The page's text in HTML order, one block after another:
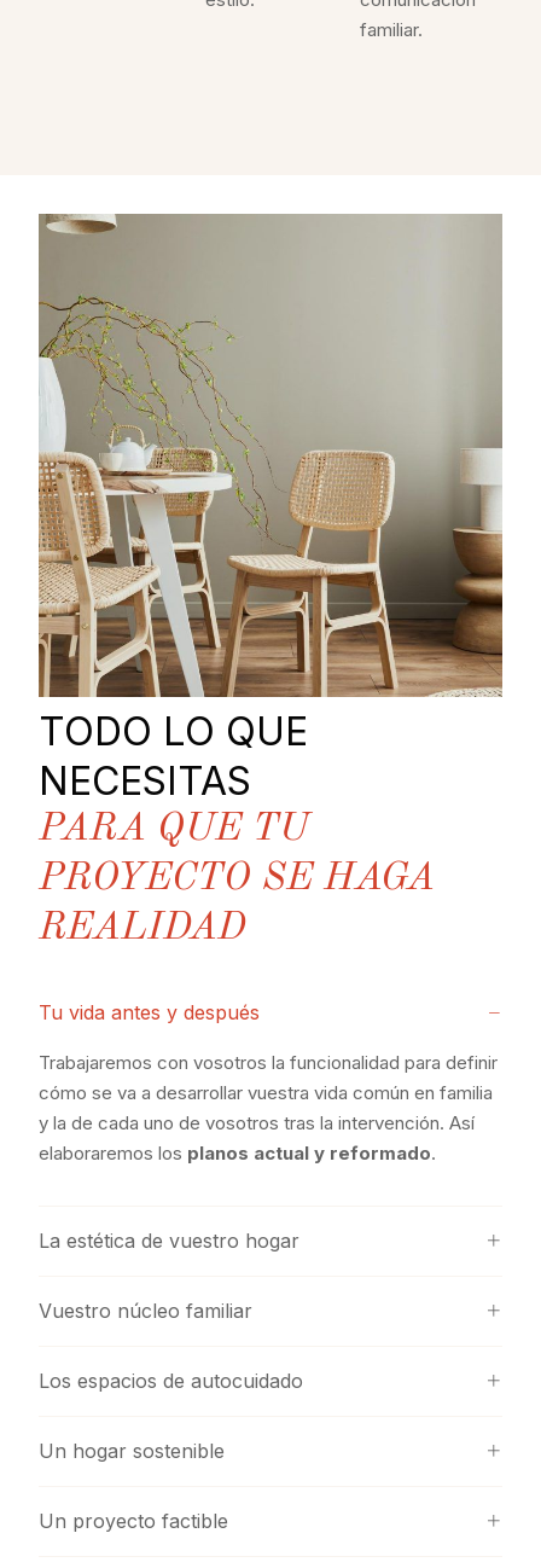
familiar.
TODO LO QUE
NECESITAS
PARA QUE TU
PROYECTO SE HAGA
REALIDAD
Tu vida antes y después
Trabajaremos con vosotros la funcionalidad para definir
cómo se va a desarrollar vuestra vida común en familia
y la de cada uno de vosotros tras la intervención. Así
elaboraremos los planos actual y reformado.
La estética de vuestro hogar
Vuestro núcleo familiar
Los espacios de autocuidado
Un hogar sostenible
Un proyecto factible